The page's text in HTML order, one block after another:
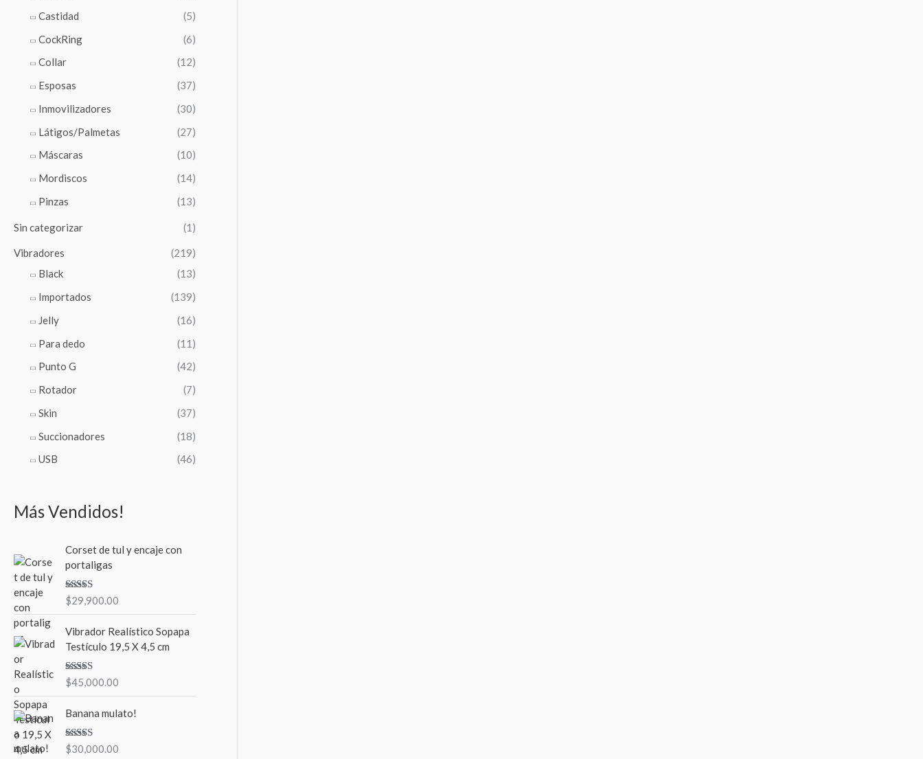
Castidad
(5)
CockRing
(6)
Collar
(12)
Esposas
(37)
Inmovilizadores
(30)
Látigos/Palmetas
(27)
Máscaras
(10)
Mordiscos
(14)
Pinzas
(13)
Sin categorizar (1)
Vibradores
(219)
Black
(13)
Importados
(139)
Jelly
(16)
Para dedo
(11)
Punto G
(42)
Rotador
(7)
Skin
(37)
Succionadores
(18)
USB
(46)
Más Vendidos!
Corset de tul y encaje con
portaligas
Valorado en
$29,900.00
Vibrador Realístico Sopapa
Testículo 19,5 X 4,5 cm
Valorado en
5.00 de 5
$45,000.00
Banana mulato!
Valorado en
$30,000.00